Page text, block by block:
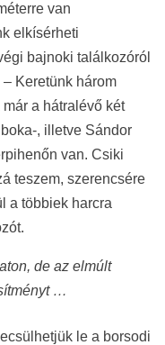
van
elkísérheti
bajnoki találkozóról
Keretünk három
a hátralévő két
, illetve Sándor
van. Csiki
teszem, szerencsére
a többiek harcra
de az elmúlt
…
le a borsodi